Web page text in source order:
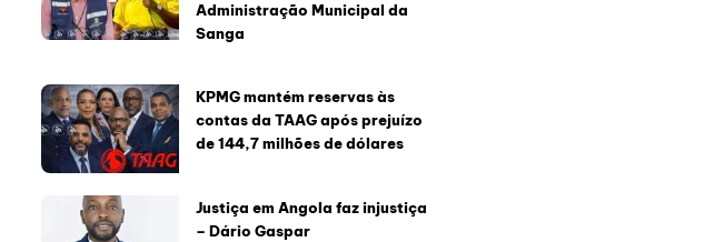
Administração Municipal da
Sanga
KPMG mantém reservas às
contas da TAAG após prejuízo
de 144,7 milhões de dólares
Justiça em Angola faz injustiça
– Dário Gaspar